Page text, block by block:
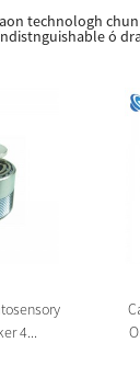
technologh
ó
4...